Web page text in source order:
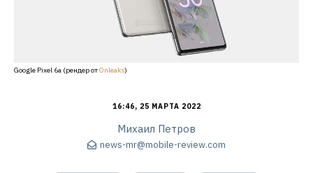
Google Pixel 6a (рендер отOnleaks)
16:46, 25 МАРТА 2022
Михаил Петров
news-mr@mobile-review.com